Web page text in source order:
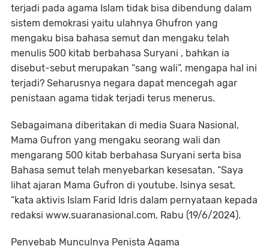
terjadi pada agama Islam tidak bisa dibendung dalam
sistem demokrasi yaitu ulahnya Ghufron yang
mengaku bisa bahasa semut dan mengaku telah
menulis 500 kitab berbahasa Suryani , bahkan ia
disebut-sebut merupakan “sang wali”, mengapa hal ini
terjadi? Seharusnya negara dapat mencegah agar
penistaan agama tidak terjadi terus menerus.
Sebagaimana diberitakan di media Suara Nasional,
Mama Gufron yang mengaku seorang wali dan
mengarang 500 kitab berbahasa Suryani serta bisa
Bahasa semut telah menyebarkan kesesatan. “Saya
lihat ajaran Mama Gufron di youtube. Isinya sesat,
“kata aktivis Islam Farid Idris dalam pernyataan kepada
redaksi www.suaranasional.com, Rabu (19/6/2024).
Penyebab Munculnya Penista Agama